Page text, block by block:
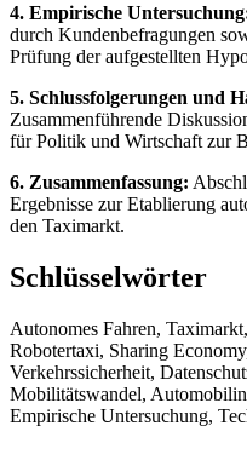
4. Empirische
durch Kundenbefragungen
Prüfung der aufgestellten
5. Schlussfolgerungen und
Zusammenführende
für Politik und Wirtschaft zur
6. Zusammenfassung:
Ergebnisse zur Etablierung
den Taximarkt.
Schlüsselwörter
Autonomes Fahren,
Robotertaxi, Sharing
Verkehrssicherheit,
Mobilitätswandel,
Empirische Untersuchung,